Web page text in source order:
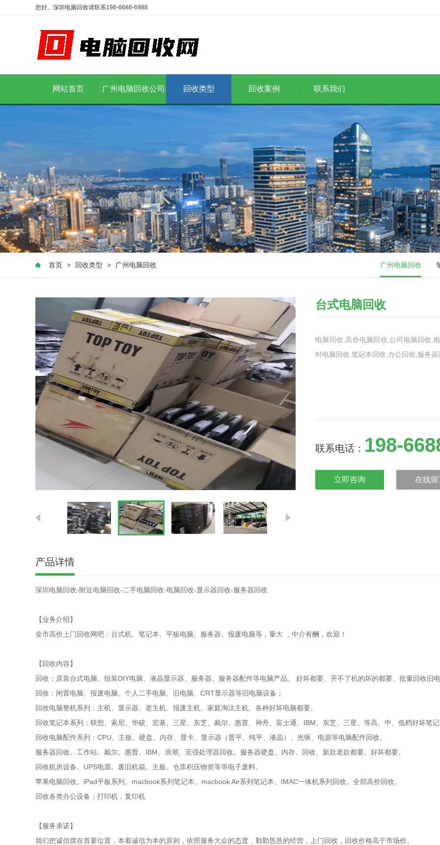
您好。深圳电脑回收请联系198-6688-6988
网站首页 广州电脑回收公司 回收类型 回收案例 联系我们
首页 > 回收类型 > 广州电脑回收 广州电脑回收
台式电脑回收
电脑回收,高价电脑回收,公司电脑回收,
时电脑回收,笔记本回收,办公回收,服务器
联系电话： 198-
立即咨询 在线留
产品详情
深圳电脑回收-附近电脑回收-二手电脑回收-电脑回收-显示器回收-服务器回收
【业务介绍】
全市高价上门回收网吧：台式机、笔记本、平板电脑、服务器、报废电脑等，量大 ，中介有酬，欢迎！
【回收内容】
回收：原装台式电脑、组装DIY电脑、液晶显示器、服务器、服务器配件等电脑产品。 好坏都要、开不了机的坏的都要、批量回收旧
回收：闲置电脑、报废电脑、个人二手电脑、旧电脑、CRT显示器等旧电脑设备；
回收电脑整机系列：主机、显示器、老主机、报废主机、家庭淘汰主机、各种好坏电脑都要。
回收笔记本系列：联想、索尼、华硕、宏基、三星、东芝、戴尔、惠普、神舟、富士通、IBM、东芝、三星、等高、中、低档好坏笔记
回收电脑配件系列：CPU、主板、硬盘、内存、显卡、显示器（普平、纯平、液晶）、光驱、电源等电脑配件回收。
服务器回收。工作站。戴尔。惠普、IBM。浪潮、至强处理器回收。服务器硬盘。内存。回收、新款老款都要。好坏都要。
回收机房设备。UPS电源。废旧机箱。主板。仓库积压物资等等电子废料。
苹果电脑回收。iPad平板系列。macbook系列笔记本。macbook Air系列笔记本。IMAC一体机系列回收。全部高价回收。
回收各类办公设备：打印机，复印机
【服务承诺】
我们把诚信摆在首要位置，本着诚信为本的原则，依照服务大众的态度，勤勤恳恳的经营，上门回收，回收价格高于市场价。